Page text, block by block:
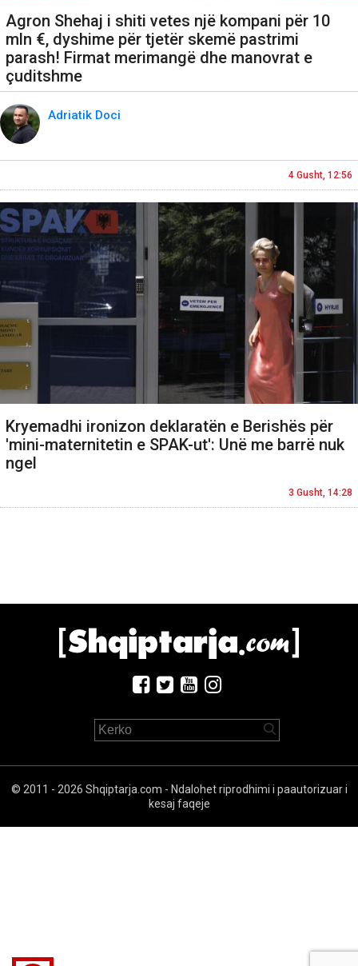
Agron Shehaj i shiti vetes një kompani për 10
mln €, dyshime për tjetër skemë pastrimi
parash! Firmat merimangë dhe manovrat e
çuditshme
Adriatik Doci
4 Gusht, 12:56
Kryemadhi ironizon deklaratën e Berishës për
'mini-maternitetin e SPAK-ut': Unë me barrë nuk
ngel
3 Gusht, 14:28
© 2011 - 2026 Shqiptarja.com - Ndalohet riprodhimi i paautorizuar i
kesaj faqeje